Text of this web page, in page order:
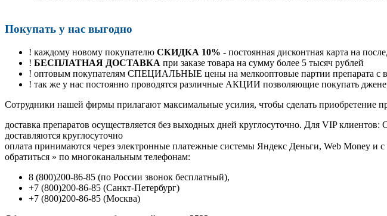
Покупать у нас выгодно
! каждому новому покупателю СКИДКА 10% - постоянная дисконтная карта на
! БЕСПЛАТНАЯ ДОСТАВКА при заказе товара на сумму более 5 тысяч рублей
! оптовым покупателям СПЕЦИАЛЬНЫЕ цены на мелкооптовые партии препарата с
! так же у нас постоянно проводятся различные АКЦИИ позволяющие покупать
Cотрудники нашей фирмы прилагают максимальные усилия, чтобы сделать приобретение
доставка препаратов осуществляется без выходных дней круглосуточно. Для VIP
доставляются круглосуточно
оплата принимаются через электронные платежные системы Яндекс Деньги, Web Money и
обратиться » по многоканальным телефонам:
8 (800)200-86-85 (по России звонок бесплатный),
+7 (800)200-86-85 (Санкт-Петербург)
+7 (800)200-86-85 (Москва)